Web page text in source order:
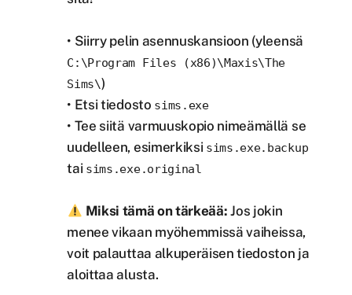
• Siirry pelin asennuskansioon (yleensä
C:\Program Files (x86)\Maxis\The
Sims\)
• Etsi tiedosto sims.exe
• Tee siitä varmuuskopio nimeämällä se
uudelleen, esimerkiksi sims.exe.backup
tai sims.exe.original
Miksi tämä on tärkeää: Jos jokin
menee vikaan myöhemmissä vaiheissa,
voit palauttaa alkuperäisen tiedoston ja
aloittaa alusta.